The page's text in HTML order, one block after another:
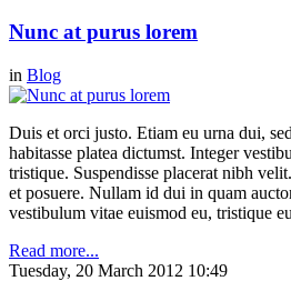
Nunc at purus lorem
in Blog
Duis et orci justo. Etiam eu urna dui,
habitasse platea dictumst. Integer
tristique. Suspendisse placerat nibh
et posuere. Nullam id dui in quam
vestibulum vitae euismod eu, tristique
Read more...
Tuesday, 20 March 2012 10:49